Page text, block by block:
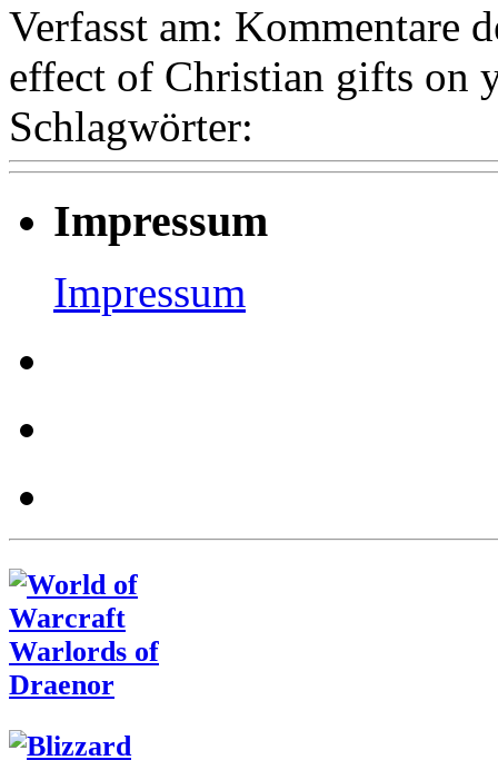
Verfasst am: Kommentare
effect of Christian gifts on
Schlagwörter:
Impressum
Impressum